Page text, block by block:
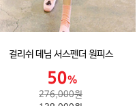
걸리쉬 데님 서스펜더 원피스
276,000원